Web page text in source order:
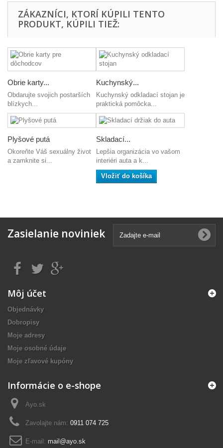
ZÁKAZNÍCI, KTORÍ KÚPILI TENTO
PRODUKT, KÚPILI TIEŽ:
Obrie karty...
Obdarujte svojich postarších
blízkych...
Kuchynský...
Kuchynský odkladací stojan je
praktická pomôcka...
Plyšové putá
Okoreňte Váš sexuálny život
a zamknite si...
Skladací...
Lepšia organizácia vo vašom
interiéri auta a k...
Vložiť do košíka
Zasielanie noviniek
Môj účet
Objednávky
Dobropisy
Moje adresy
Moje osobné údaje
Moje zľavové kupóny
Informácie o e-shope
Ayo.sk
Zavolajte nám: 0911 074 725
E-mail: mail@ayo.sk